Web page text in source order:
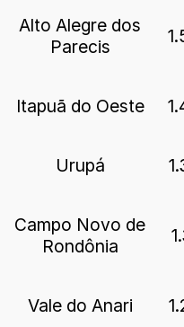
Alto Alegre dos
Parecis
Itapuã do Oeste
Urupá
Campo Novo de
Rondônia
Vale do Anari